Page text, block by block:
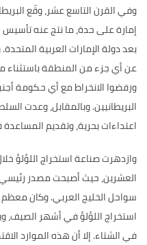
وفي القرن التاسع عشر، وقّع
إمارة على حدة، ما نتج عنه
بعد دولة الإمارات العربية المتحدة.
عن أي جزء من المنطقة باستثناء
ورفضوا الانخراط مع أي حكومة
البريطانيين.وبالمقابل، وعدت
اعتداءات بحرية، وتقديم
وازدهرت صناعة استخراج اللؤلؤ
العشرين، حيث أصبحت مصدر
سواحل الخليج العربي.وكان معظم
استخراج اللؤلؤ في أشهر الصيف،
في الشتاء.إلا أن هذه الموارد